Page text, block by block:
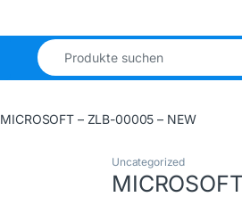
Search for:
MICROSOFT – ZLB-00005 – NEW
Uncategorized